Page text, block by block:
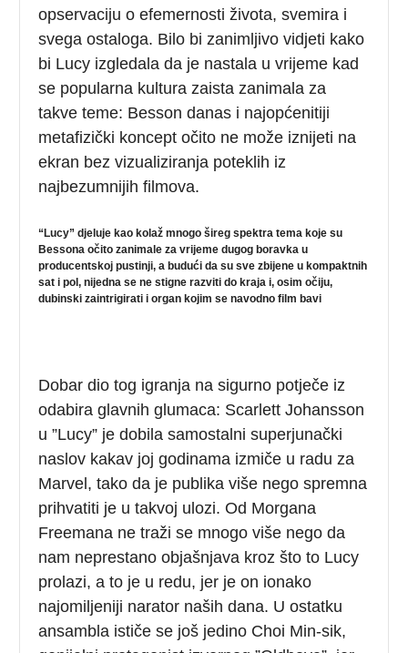
opservaciju o efemernosti života, svemira i
svega ostaloga. Bilo bi zanimljivo vidjeti kako
bi Lucy izgledala da je nastala u vrijeme kad
se popularna kultura zaista zanimala za
takve teme: Besson danas i najopćenitiji
metafizički koncept očito ne može iznijeti na
ekran bez vizualiziranja poteklih iz
najbezumnijih filmova.
“Lucy” djeluje kao kolaž mnogo šireg spektra tema koje su
Bessona očito zanimale za vrijeme dugog boravka u
producentskoj pustinji, a budući da su sve zbijene u kompaktnih
sat i pol, nijedna se ne stigne razviti do kraja i, osim očiju,
dubinski zaintrigirati i organ kojim se navodno film bavi
Dobar dio tog igranja na sigurno potječe iz
odabira glavnih glumaca: Scarlett Johansson
u ”Lucy” je dobila samostalni superjunački
naslov kakav joj godinama izmiče u radu za
Marvel, tako da je publika više nego spremna
prihvatiti je u takvoj ulozi. Od Morgana
Freemana ne traži se mnogo više nego da
nam neprestano objašnjava kroz što to Lucy
prolazi, a to je u redu, jer je on ionako
najomiljeniji narator naših dana. U ostatku
ansambla ističe se još jedino Choi Min-sik,